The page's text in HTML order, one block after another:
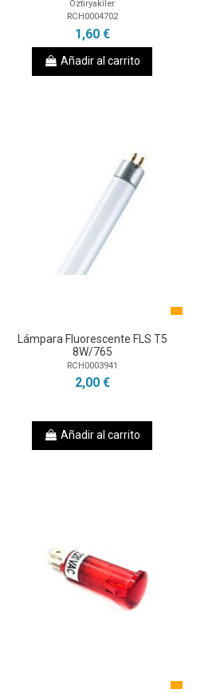
Öztiryakiler
RCH0004702
1,60 €
Añadir al carrito
Lámpara Fluorescente FLS T5
8W/765
RCH0003941
2,00 €
Añadir al carrito